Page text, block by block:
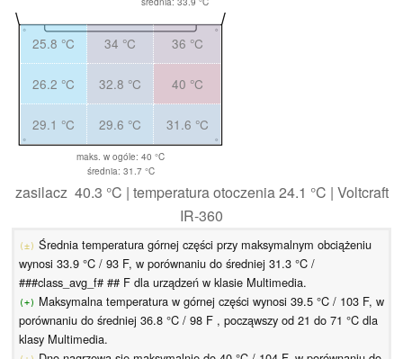
25.8 °C 34 °C 36 °C
26.2 °C 32.8 °C 40 °C
29.1 °C 29.6 °C 31.6 °C
maks. w ogóle: 40 °C
średnia: 31.7 °C
zasilacz 40.3 °C | temperatura otoczenia 24.1 °C | Voltcraft
IR-360
(±) Średnia temperatura górnej części przy maksymalnym obciążeniu
wynosi 33.9 °C / 93 F, w porównaniu do średniej 31.3 °C /
###class_avg_f# ## F dla urządzeń w klasie Multimedia.
(+) Maksymalna temperatura w górnej części wynosi 39.5 °C / 103 F, w
porównaniu do średniej 36.8 °C / 98 F , począwszy od 21 do 71 °C dla
klasy Multimedia.